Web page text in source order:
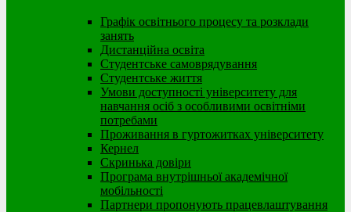
Графік освітнього процесу та розклади
занять
Дистанційна освіта
Студентське самоврядування
Студентське життя
Умови доступності університету для
навчання осіб з особливими освітніми
потребами
Проживання в гуртожитках університету
Кернел
Скринька довіри
Програма внутрішньої академічної
мобільності
Партнери пропонують працевлаштування